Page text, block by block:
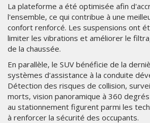
La plateforme a été optimisée afin
l'ensemble, ce qui contribue à une
confort renforcé. Les suspensions ont
limiter les vibrations et améliorer le
de la chaussée.
En parallèle, le SUV bénéficie de la
systèmes d'assistance à la conduite
Détection des risques de collision,
morts, vision panoramique à 360
au stationnement figurent parmi les
à renforcer la sécurité des occupants.